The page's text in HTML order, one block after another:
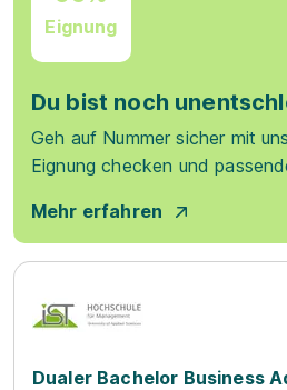
Eignung
Du bist noch
Geh auf Nummer sicher mit
Eignung checken und
Mehr erfahren
Dualer Bachelor Business